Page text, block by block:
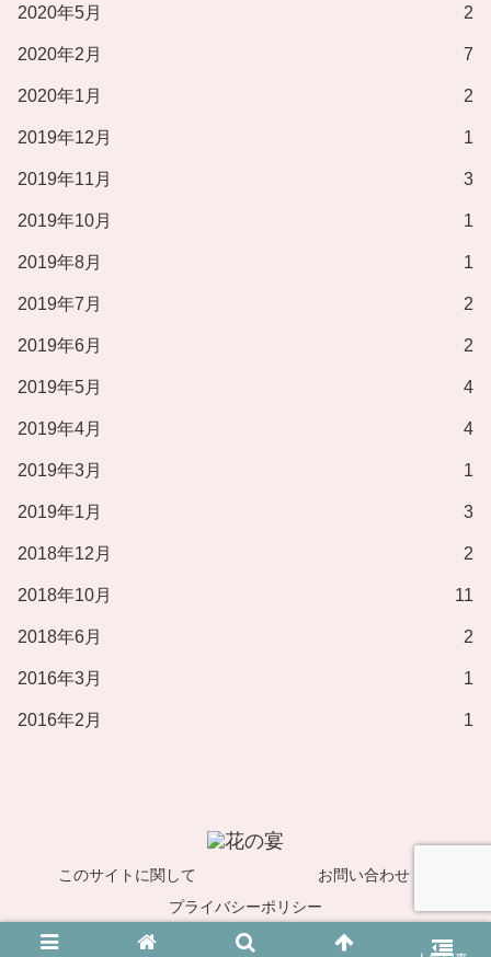
2020年5月 2
2020年2月 7
2020年1月 2
2019年12月 1
2019年11月 3
2019年10月 1
2019年8月 1
2019年7月 2
2019年6月 2
2019年5月 4
2019年4月 4
2019年3月 1
2019年1月 3
2018年12月 2
2018年10月 11
2018年6月 2
2016年3月 1
2016年2月 1
このサイトに関して
お問い合わせ
プライバシーポリシー
© 2018 榊アキ.